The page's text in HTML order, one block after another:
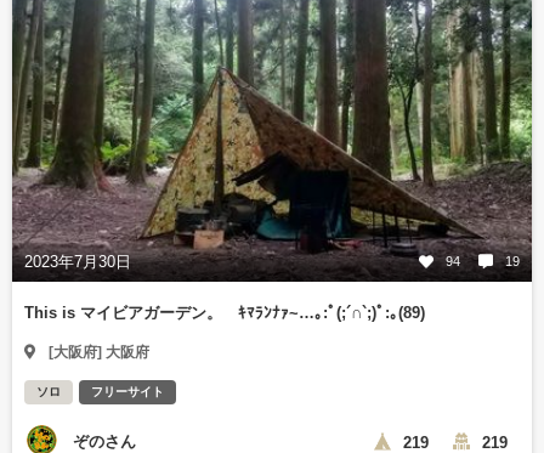
2023年7月30日 94 19
This is マイビアガーデン。 ｷﾏﾗﾝﾅｧ~…｡⁠:ﾟ⁠(⁠;⁠´⁠∩⁠`⁠;⁠)ﾟ⁠:⁠｡(89)
[大阪府] 大阪府
ソロ フリーサイト
ぞのさん 219 219